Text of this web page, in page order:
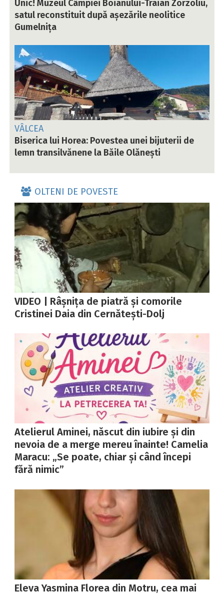
Unic! Muzeul Câmpiei Boianului-Traian Zorzoliu,
satul reconstituit după așezările neolitice
Gumelnița
VÂLCEA
Biserica lui Horea: Povestea unei bijuterii de
lemn transilvănene la Băile Olănești
OLTENI DE POVESTE
VIDEO | Râșnița de piatră și comorile
Cristinei Daia din Cernătești-Dolj
Atelierul Aminei, născut din iubire și din
nevoia de a merge mereu înainte! Camelia
Maracu: „Se poate, chiar și când începi
fără nimic”
Eleva Yasmina Florea din Motru, cea mai